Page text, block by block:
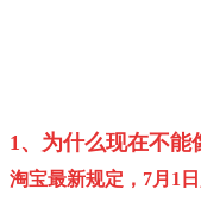
1、为什么现在不能
淘宝最新规定，7月1